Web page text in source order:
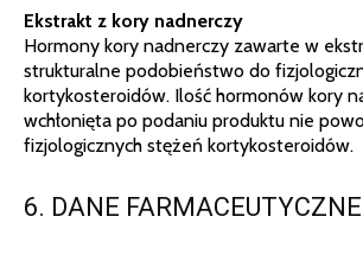
Ekstrakt z kory nadnerczy
Hormony kory nadnerczy zawarte w
strukturalne podobieństwo do
kortykosteroidów. Ilość hormonów kory
wchłonięta po podaniu produktu nie
fizjologicznych stężeń kortykosteroidów.
6. DANE FARMACEUTYCZNE